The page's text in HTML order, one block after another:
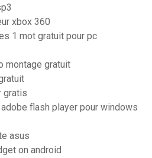
xbox 360
1 mot gratuit pour pc
montage gratuit
gratis
flash player pour windows
asus
on android